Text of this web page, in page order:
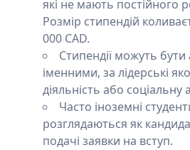
які не мають постійного
Розмір стипендій
000 CAD.
Стипендії можуть
іменними, за лідерські
діяльність або соціальну
Часто іноземні
розглядаються як
подачі заявки на вступ.